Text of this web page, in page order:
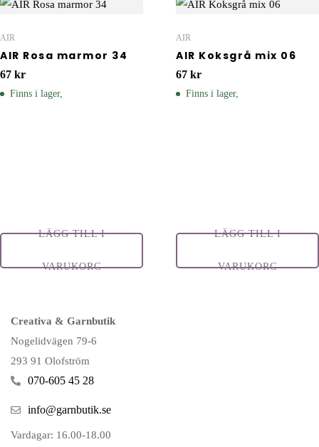
AIR
AIR Rosa marmor 34
67 kr
Finns i lager,
LÄGG TILL I
VARUKORG
AIR
AIR Koksgrå mix 06
67 kr
Finns i lager,
LÄGG TILL I
VARUKORG
Creativa & Garnbutik
Nogelidvägen 79-6
293 91 Olofström
070-605 45 28
info@garnbutik.se
Vardagar: 16.00-18.00